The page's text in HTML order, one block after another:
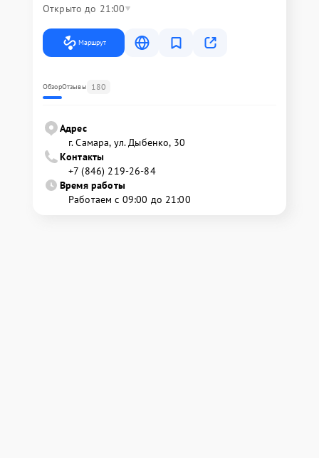
Открыто до 21:00
Маршрут
ОбзорОтзывы 180
Адрес
г. Самара, ул. Дыбенко, 30
Контакты
+7 (846) 219-26-84
Время работы
Работаем с 09:00 до 21:00